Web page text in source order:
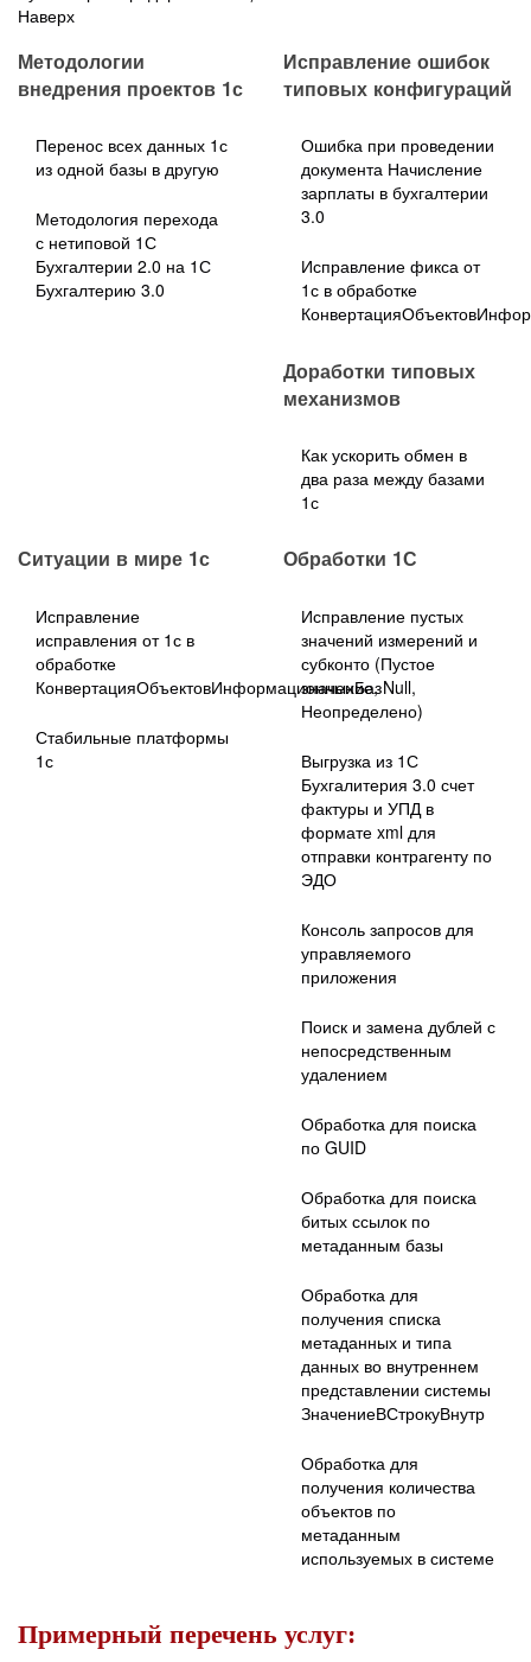
Наверх
Методологии
внедрения проектов 1с
Перенос всех данных 1с
из одной базы в другую
Методология перехода
с нетиповой 1С
Бухгалтерии 2.0 на 1С
Бухгалтерию 3.0
Исправление ошибок
типовых конфигураций
Ошибка при проведении
документа Начисление
зарплаты в бухгалтерии
3.0
Исправление фикса от
1с в обработке
Доработки типовых
механизмов
Как ускорить обмен в
два раза между базами
1с
Ситуации в мире 1с
Исправление
исправления от 1с в
обработке
КонвертацияОбъектовИнформационныхБаз
Стабильные платформы
1с
Обработки 1С
Исправление пустых
значений измерений и
субконто (Пустое
значение, Null,
Неопределено)
Выгрузка из 1С
Бухгалитерия 3.0 счет
фактуры и УПД в
формате xml для
отправки контрагенту по
ЭДО
Консоль запросов для
управляемого
приложения
Поиск и замена дублей с
непосредственным
удалением
Обработка для поиска
по GUID
Обработка для поиска
битых ссылок по
метаданным базы
Обработка для
получения списка
метаданных и типа
данных во внутреннем
представлении системы
ЗначениеВСтрокуВнутр
Обработка для
получения количества
объектов по
метаданным
используемых в системе
Примерный перечень услуг: